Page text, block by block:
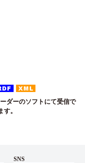
ダーのソフトにて受信で
す。
SNS